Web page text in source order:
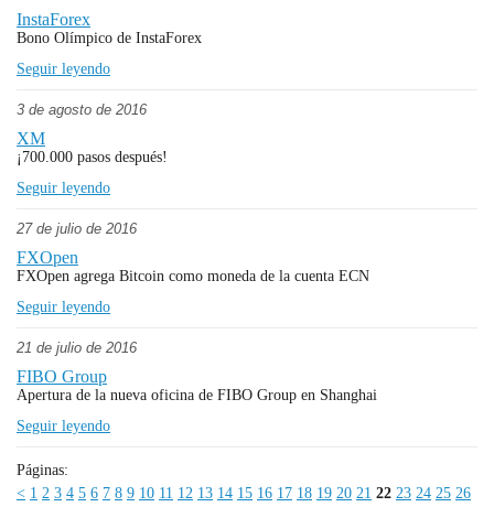
InstaForex
Bono Olímpico de InstaForex
Seguir leyendo
3 de agosto de 2016
XM
¡700.000 pasos después!
Seguir leyendo
27 de julio de 2016
FXOpen
FXOpen agrega Bitcoin como moneda de la cuenta ECN
Seguir leyendo
21 de julio de 2016
FIBO Group
Apertura de la nueva oficina de FIBO Group en Shanghai
Seguir leyendo
Páginas:
< 1 2 3 4 5 6 7 8 9 10 11 12 13 14 15 16 17 18 19 20 21 22 23 24 25 26